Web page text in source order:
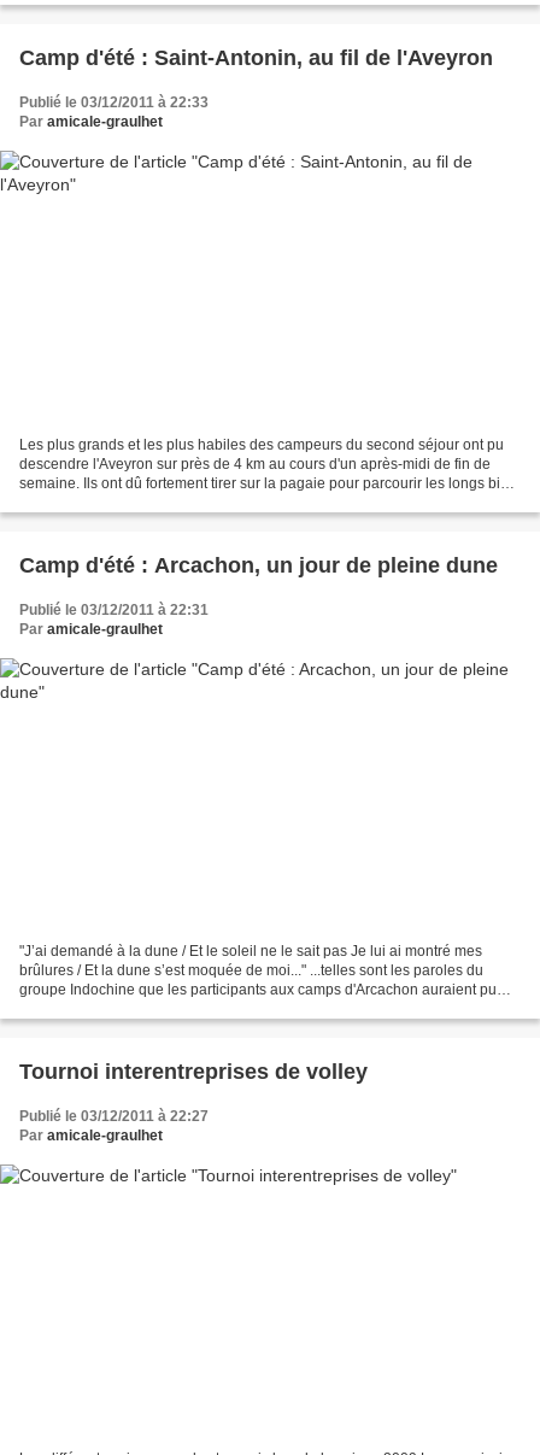
Camp d'été : Saint-Antonin, au fil de l'Aveyron
Publié le 03/12/2011 à 22:33
Par amicale-graulhet
Les plus grands et les plus habiles des campeurs du second séjour ont pu
descendre l'Aveyron sur près de 4 km au cours d'un après-midi de fin de
semaine. Ils ont dû fortement tirer sur la pagaie pour parcourir les longs biefs
Camp d'été : Arcachon, un jour de pleine dune
Publié le 03/12/2011 à 22:31
Par amicale-graulhet
"J’ai demandé à la dune / Et le soleil ne le sait pas Je lui ai montré mes
brûlures / Et la dune s’est moquée de moi..." ...telles sont les paroles du
groupe Indochine que les participants aux camps d'Arcachon auraient pu
Tournoi interentreprises de volley
Publié le 03/12/2011 à 22:27
Par amicale-graulhet